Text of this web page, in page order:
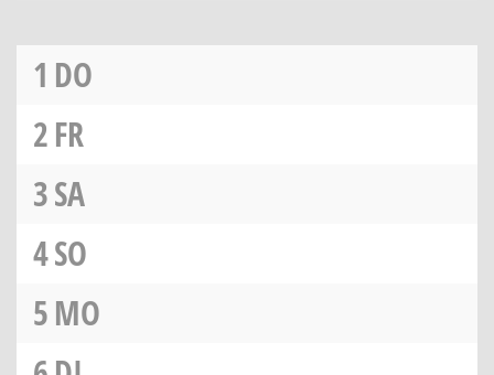
1 DO
2FR
3SA
4SO
5MO